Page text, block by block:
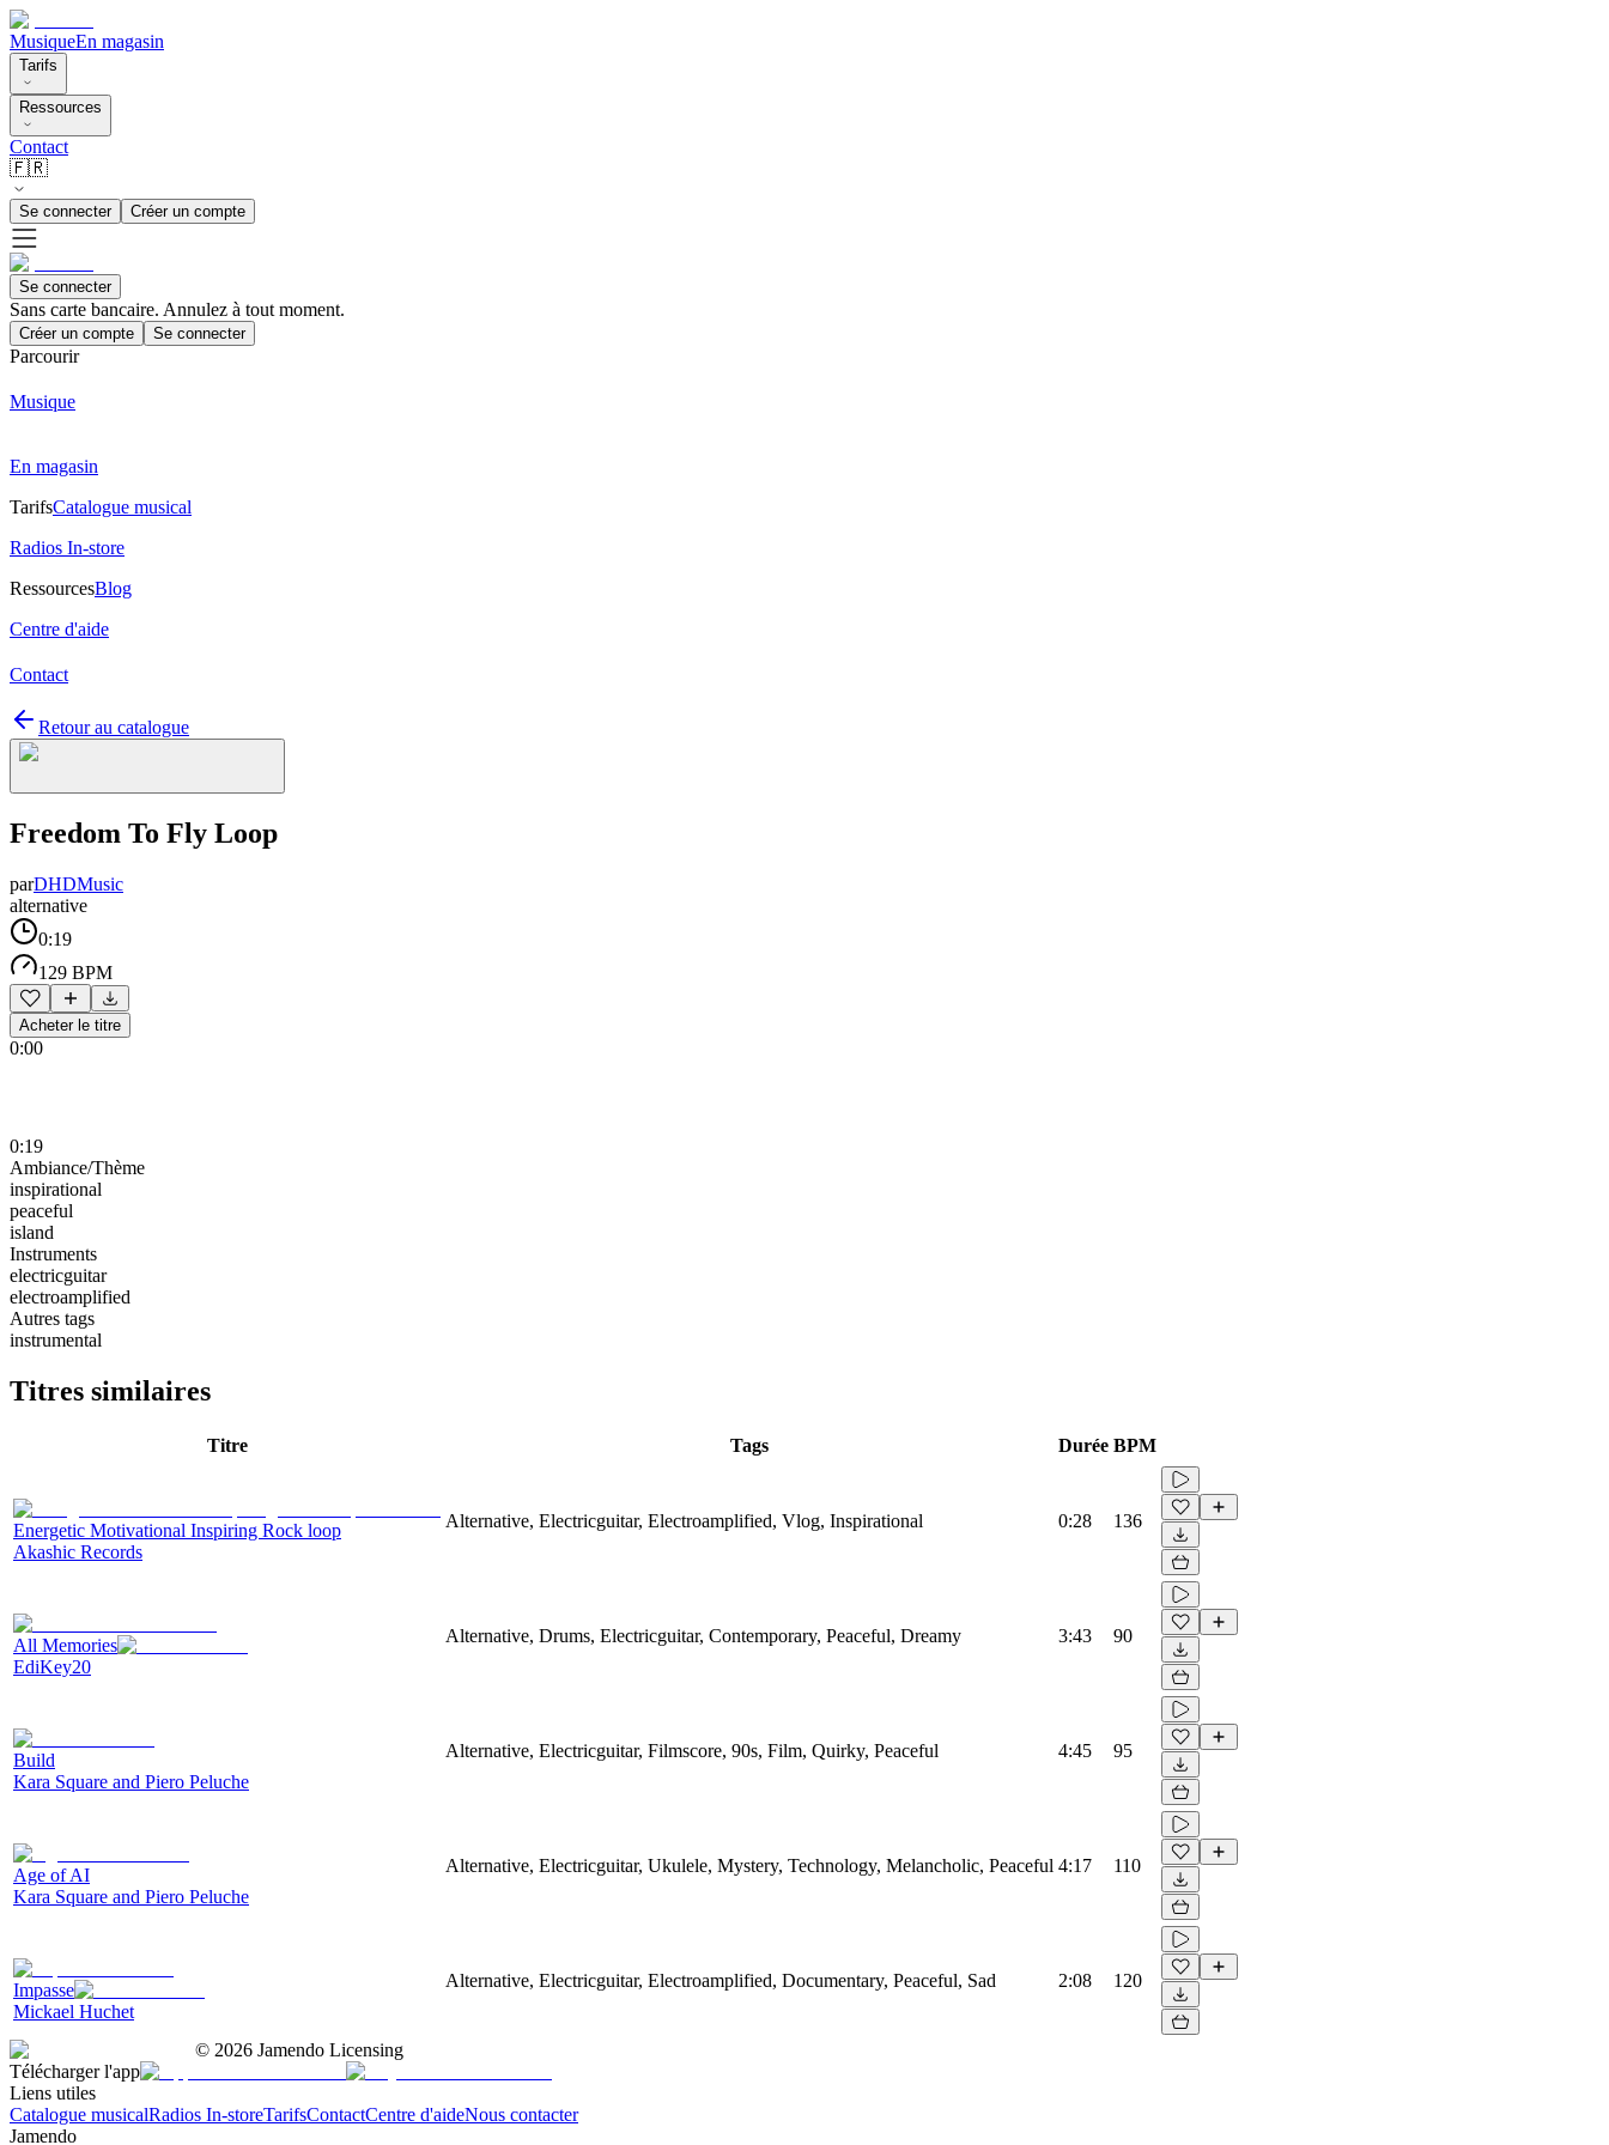
MusiqueEn magasin
Tarifs
Ressources
Contact
🇫🇷
Se connecter Créer un compte
Se connecter
Sans carte bancaire. Annulez à tout moment.
Créer un compte Se connecter
Parcourir
Musique
En magasin
TarifsCatalogue musical
Radios In-store
RessourcesBlog
Centre d'aide
Contact
Retour au catalogue
Freedom To Fly Loop
parDHDMusic
alternative
0:19
129 BPM
Acheter le titre
0:00
0:19
Ambiance/Thème
inspirational
peaceful
island
Instruments
electricguitar
electroamplified
Autres tags
instrumental
Titres similaires
Titre Tags Durée BPM
Energetic Motivational Inspiring Rock loop
Akashic Records
Alternative, Electricguitar, Electroamplified, Vlog, Inspirational 0:28 136
All Memories
EdiKey20
Alternative, Drums, Electricguitar, Contemporary, Peaceful, Dreamy 3:43 90
Build
Kara Square and Piero Peluche
Alternative, Electricguitar, Filmscore, 90s, Film, Quirky, Peaceful 4:45 95
Age of AI
Kara Square and Piero Peluche
Alternative, Electricguitar, Ukulele, Mystery, Technology, Melancholic, Peaceful 4:17 110
Impasse
Mickael Huchet
Alternative, Electricguitar, Electroamplified, Documentary, Peaceful, Sad 2:08 120
© 2026 Jamendo Licensing
Télécharger l'app
Liens utiles
Catalogue musicalRadios In-storeTarifsContactCentre d'aideNous contacter
Jamendo